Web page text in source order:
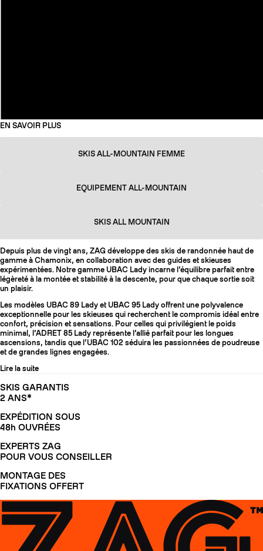
EN SAVOIR PLUS
SKIS ALL-MOUNTAIN FEMME
EQUIPEMENT ALL-MOUNTAIN
SKIS ALL MOUNTAIN
Depuis plus de vingt ans, ZAG développe des skis de randonnée haut de
gamme à Chamonix, en collaboration avec des guides et skieuses
expérimentées. Notre gamme UBAC Lady incarne l’équilibre parfait entre
légèreté à la montée et stabilité à la descente, pour que chaque sortie soit
un plaisir.
Les modèles UBAC 89 Lady et UBAC 95 Lady offrent une polyvalence
exceptionnelle pour les skieuses qui recherchent le compromis idéal entre
confort, précision et sensations. Pour celles qui privilégient le poids
minimal, l’ADRET 85 Lady représente l’allié parfait pour les longues
ascensions, tandis que l’UBAC 102 séduira les passionnées de poudreuse
et de grandes lignes engagées.
Lire la suite
SKIS GARANTIS
2 ANS*
EXPÉDITION SOUS
48h OUVRÉES
EXPERTS ZAG
POUR VOUS CONSEILLER
MONTAGE DES
FIXATIONS OFFERT